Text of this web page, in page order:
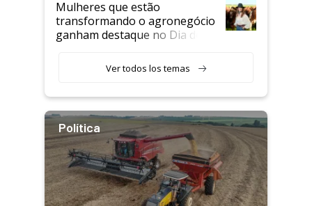
Mulheres que estão
transformando o agronegócio
ganham destaque no Dia do
Ver todos los temas
Política